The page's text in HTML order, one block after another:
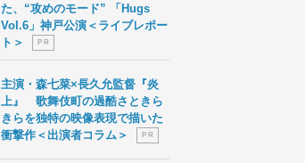
た、“攻めのモード” 「Hugs
Vol.6」神戸公演＜ライブレポー
ト＞
P R
主演・森七菜×長久允監督『炎
上』 歌舞伎町の過酷さときら
きらを独特の映像表現で描いた
衝撃作＜出演者コラム＞
P R